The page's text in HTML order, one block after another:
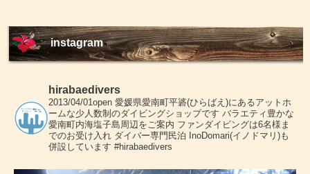
instagram
hirabaedivers
2013/04/01open 愛媛県愛南町平碆(ひらばえ)にあるアットホ
ームな少人数制のダイビングショップです バラエティ豊かな
愛南町内海塩子島周辺をご案内 ファンダイビングは6名様ま
でのお受け入れ ダイバー専門民泊 InoDomari(イノドマリ)も
併設しています #hirabaedivers